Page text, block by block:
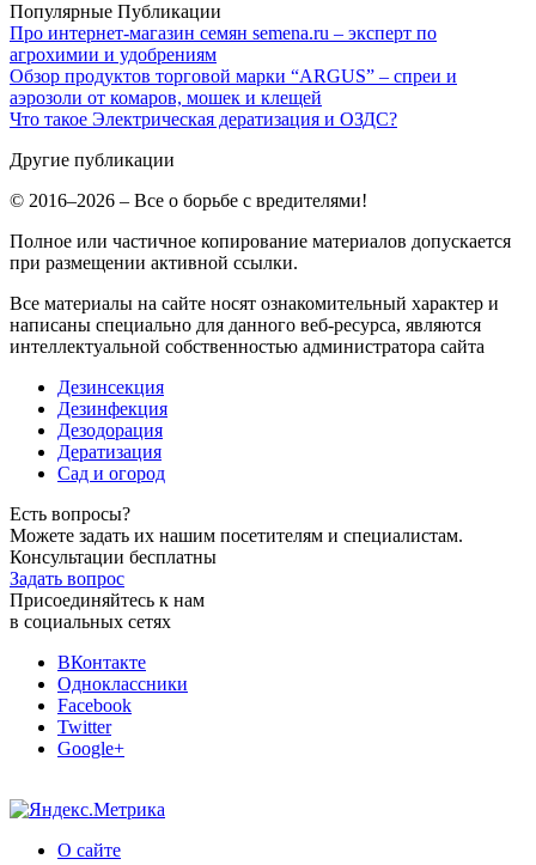
Популярные Публикации
Про интернет-магазин семян semena.ru – эксперт по
агрохимии и удобрениям
Обзор продуктов торговой марки “ARGUS” – спреи и
аэрозоли от комаров, мошек и клещей
Что такое Электрическая дератизация и ОЗДС?
Другие публикации
© 2016–2026 – Все о борьбе с вредителями!
Полное или частичное копирование материалов допускается
при размещении активной ссылки.
Все материалы на сайте носят ознакомительный характер и
написаны специально для данного веб-ресурса, являются
интеллектуальной собственностью администратора сайта
Дезинсекция
Дезинфекция
Дезодорация
Дератизация
Сад и огород
Есть вопросы?
Можете задать их нашим посетителям и специалистам.
Консультации бесплатны
Задать вопрос
Присоединяйтесь к нам
в социальных сетях
ВКонтакте
Одноклассники
Facebook
Twitter
Google+
О сайте